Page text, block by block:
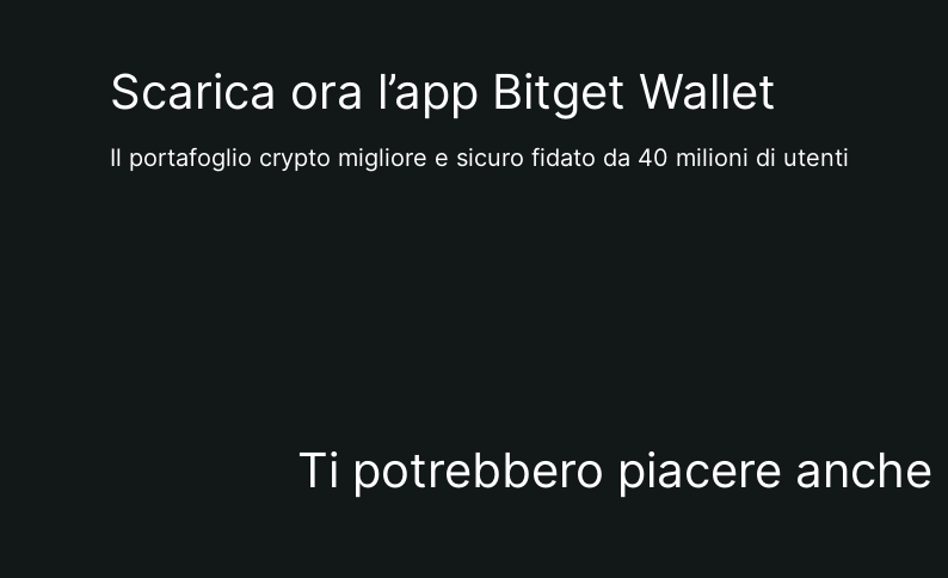
Scarica ora l’app Bitget Wallet
Il portafoglio crypto migliore e sicuro fidato da 40 milioni di utenti
Ti potrebbero piacere